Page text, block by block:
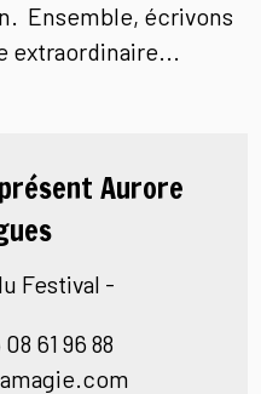
Ensemble, écrivons
extraordinaire...
Aurore
Festival -
61 96 88